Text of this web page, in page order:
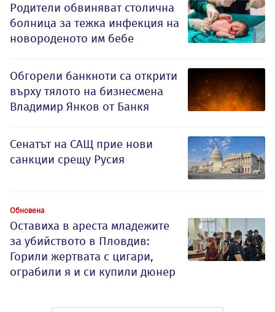
Родители обвиняват столична
болница за тежка инфекция на
новороденото им бебе
Обгорели банкноти са открити
върху тялото на бизнесмена
Владимир Янков от Банкя
Сенатът на САЩ прие нови
санкции срещу Русия
Обновена
Оставиха в ареста младежите
за убийството в Пловдив:
Горили жертвата с цигари,
ограбили я и си купили дюнер